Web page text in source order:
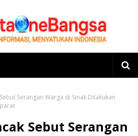
Serangan Warga di Sinak Dilakukan
Sebut Serangan